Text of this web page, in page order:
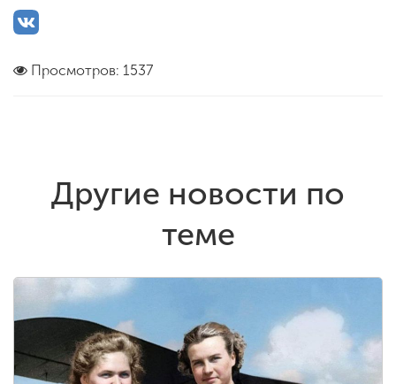
Просмотров: 1537
Другие новости по
теме